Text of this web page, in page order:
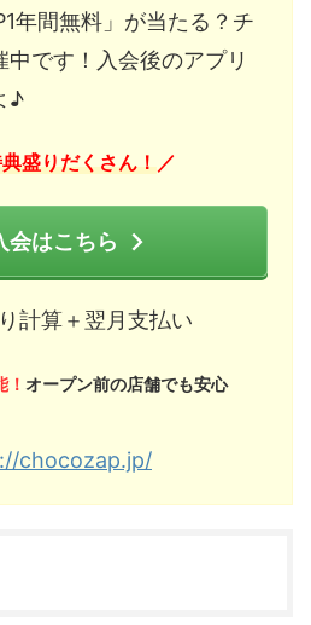
年間無料」が当たる？チ
中です！入会後のアプリ
♪
典盛りだくさん！／
会はこちら
計算＋翌月支払い
オープン前の店舗でも安心
chocozap.jp/